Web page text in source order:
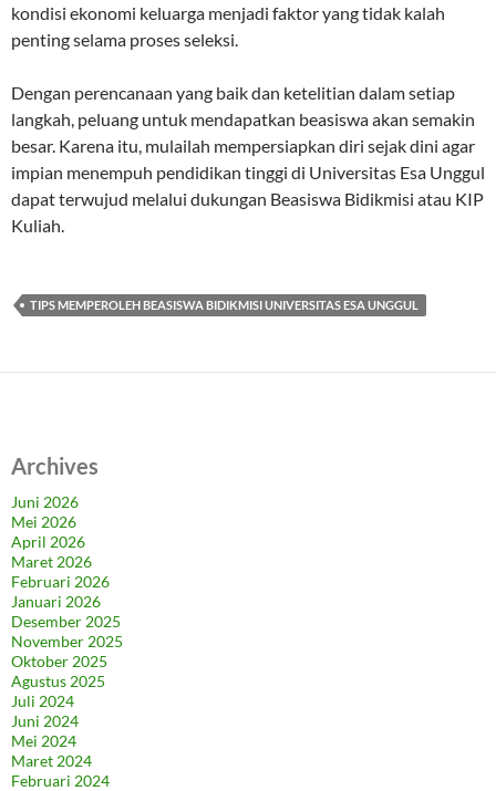
kondisi ekonomi keluarga menjadi faktor yang tidak kalah
penting selama proses seleksi.
Dengan perencanaan yang baik dan ketelitian dalam setiap
langkah, peluang untuk mendapatkan beasiswa akan semakin
besar. Karena itu, mulailah mempersiapkan diri sejak dini agar
impian menempuh pendidikan tinggi di Universitas Esa Unggul
dapat terwujud melalui dukungan Beasiswa Bidikmisi atau KIP
Kuliah.
TIPS MEMPEROLEH BEASISWA BIDIKMISI UNIVERSITAS ESA UNGGUL
Archives
Juni 2026
Mei 2026
April 2026
Maret 2026
Februari 2026
Januari 2026
Desember 2025
November 2025
Oktober 2025
Agustus 2025
Juli 2024
Juni 2024
Mei 2024
Maret 2024
Februari 2024